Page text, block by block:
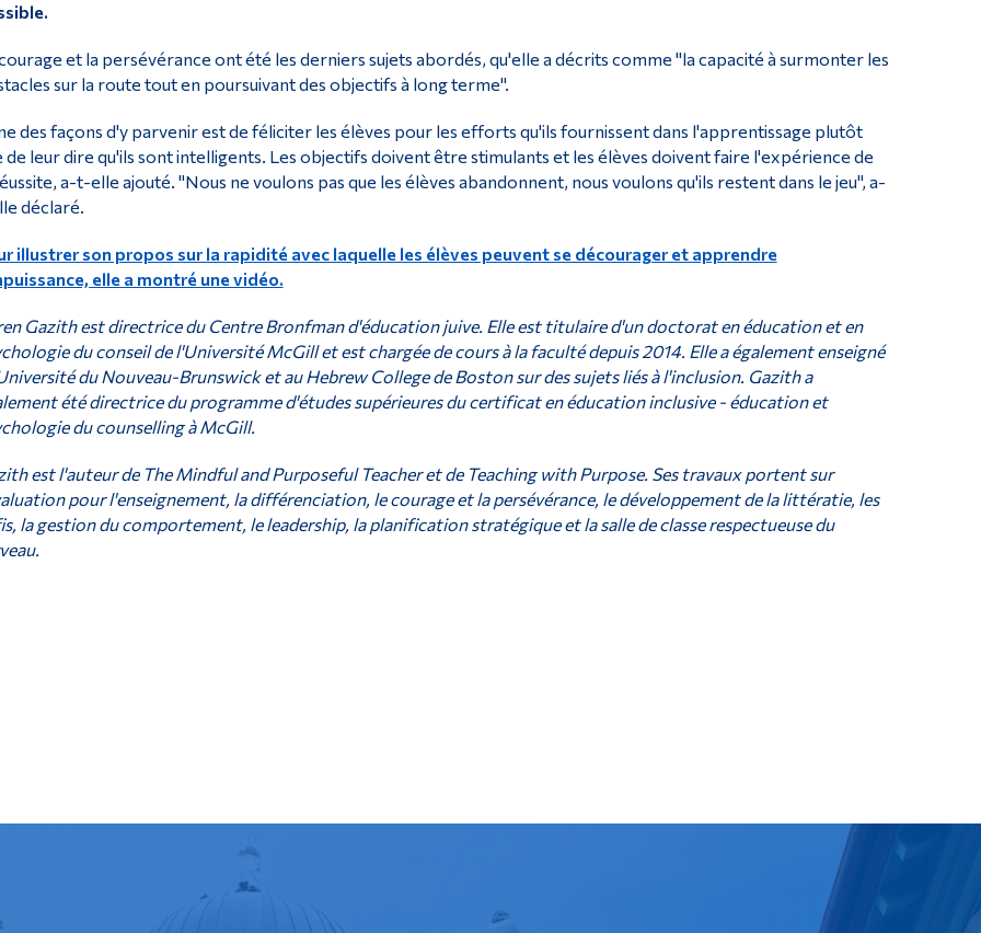
et la persévérance ont été les derniers sujets abordés, qu'elle a décrits comme "la capacité à surmonter les
sur la route tout en poursuivant des objectifs à long terme".
des façons d'y parvenir est de féliciter les élèves pour les efforts qu'ils fournissent dans l'apprentissage plutôt
de leur dire qu'ils sont intelligents. Les objectifs doivent être stimulants et les élèves doivent faire l'expérience de
a-t-elle ajouté. "Nous ne voulons pas que les élèves abandonnent, nous voulons qu'ils restent dans le jeu", a-
déclaré.
illustrer son propos sur la rapidité avec laquelle les élèves peuvent se décourager et apprendre
elle a montré une vidéo.
Gazith est directrice du Centre Bronfman d'éducation juive. Elle est titulaire d'un doctorat en éducation et en
du conseil de l'Université McGill et est chargée de cours à la faculté depuis 2014. Elle a également enseigné
du Nouveau-Brunswick et au Hebrew College de Boston sur des sujets liés à l'inclusion. Gazith a
été directrice du programme d'études supérieures du certificat en éducation inclusive - éducation et
du counselling à McGill.
est l'auteur de The Mindful and Purposeful Teacher et de Teaching with Purpose. Ses travaux portent sur
pour l'enseignement, la différenciation, le courage et la persévérance, le développement de la littératie, les
la gestion du comportement, le leadership, la planification stratégique et la salle de classe respectueuse du